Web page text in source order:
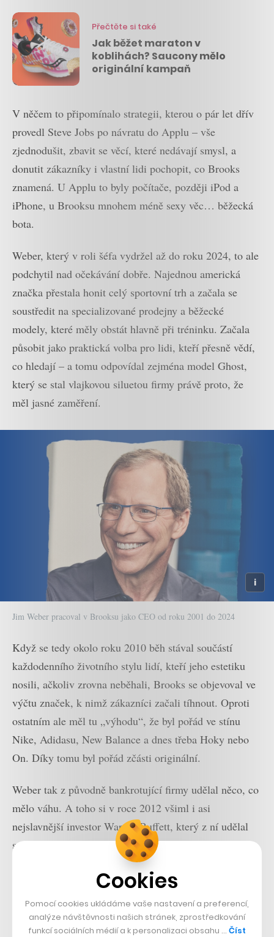
Přečtěte si také
Jak běžet maraton v
koblihách? Saucony mělo
originální kampaň
V něčem to připomínalo strategii, kterou o pár let dřív
provedl Steve Jobs po návratu do Applu – vše
zjednodušit, zbavit se věcí, které nedávají smysl, a
donutit zákazníky i vlastní lidi pochopit, co Brooks
znamená. U Applu to byly počítače, později iPod a
iPhone, u Brooksu mnohem méně sexy věc… běžecká
bota.
Weber, který v roli šéfa vydržel až do roku 2024, to ale
podchytil nad očekávání dobře. Najednou americká
značka přestala honit celý sportovní trh a začala se
soustředit na specializované prodejny a běžecké
modely, které měly obstát hlavně při tréninku. Začala
působit jako praktická volba pro lidi, kteří přesně vědí,
co hledají – a tomu odpovídal zejména model Ghost,
který se stal vlajkovou siluetou firmy právě proto, že
měl jasné zaměření.
Jim Weber pracoval v Brooksu jako CEO od roku 2001 do 2024
Když se tedy okolo roku 2010 běh stával součástí
každodenního životního stylu lidí, kteří jeho estetiku
nosili, ačkoliv zrovna neběhali, Brooks se objevoval ve
výčtu značek, k nimž zákazníci začali tíhnout. Oproti
ostatním ale měl tu „výhodu“, že byl pořád ve stínu
Nike, Adidasu, New Balance a dnes třeba Hoky nebo
On. Díky tomu byl pořád zčásti originální.
Weber tak z původně bankrotující firmy udělal něco, co
mělo váhu. A toho si v roce 2012 všiml i asi
nejslavnější investor Warren Buffett, který z ní udělal
samostatnou dceřinou společnost celé své
multimiliardové skupiny Berkshire Hathaway. To
Brooksu dalo zázemí velkého investičního
konglomerátu, ale zároveň prostor dál dělat úzce
zaměřený běžecký byznys.
Cookies
Pomocí cookies ukládáme vaše nastavení a preferencí,
analýze návštěvnosti našich stránek, zprostředkování
funkcí sociálních médií a k personalizaci obsahu … Číst